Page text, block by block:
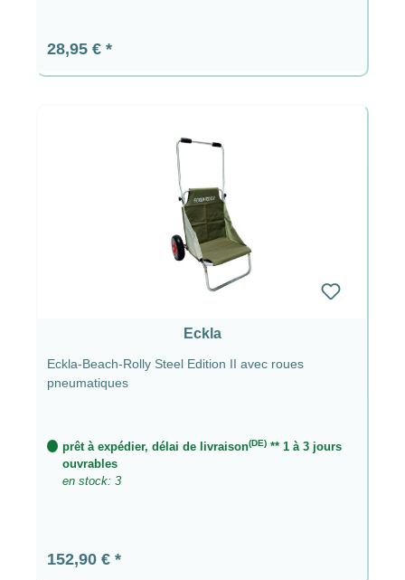
Prix régulier :
28,95 €
Eckla
Eckla-Beach-Rolly Steel Edition II avec roues
pneumatiques
prêt à expédier, délai de livraison(DE) ** 1 à 3 jours
ouvrables
en stock: 3
Prix régulier :
152,90 €